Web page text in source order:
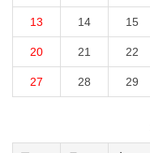
13 14 15
20 21 22
27 28 29